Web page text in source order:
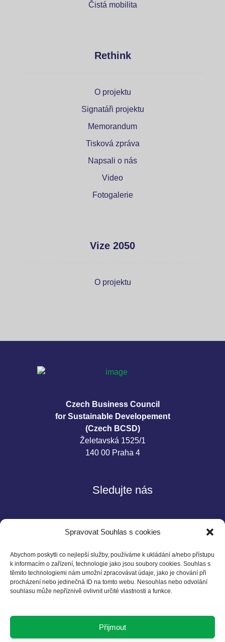
Spravovat Souhlas s cookies
Abychom poskytli co nejlepší služby, používáme k ukládání a/nebo přístupu
k informacím o zařízení, technologie jako jsou soubory cookies. Souhlas s
těmito technologiemi nám umožní zpracovávat údaje, jako je chování při
procházení nebo jedinečná ID na tomto webu. Nesouhlas nebo odvolání
souhlasu může nepříznivě ovlivnit určité vlastnosti a funkce.
Přijmout
Čistá mobilita
Rethink
O projektu
Signatáři projektu
Memorandum
Tisková zpráva
Napsali o nás
Video
Fotogalerie
Vize 2050
O projektu
Czech Business Council
for Sustainable Developement
(Czech BCSD)
Želetavská 1525/1
140 00 Praha 4
Sledujte nás
Kontakt
140 00 Praha 4